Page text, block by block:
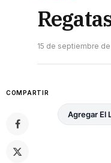
15 de septiembre
COMPARTIR
Agregar El